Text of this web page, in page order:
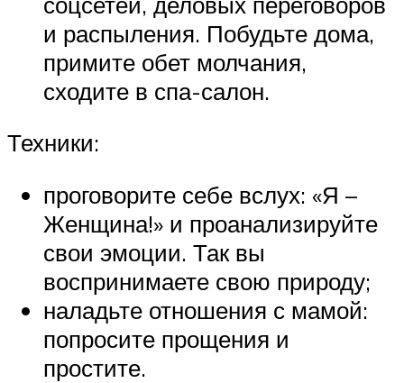
и распыления. Побудьте дома,
примите обет молчания,
сходите в спа-салон.
Техники:
проговорите себе вслух: «Я –
Женщина!» и проанализируйте
свои эмоции. Так вы
воспринимаете свою природу;
наладьте отношения с мамой:
попросите прощения и
простите.